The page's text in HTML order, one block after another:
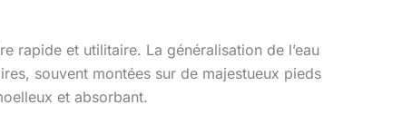
rapide et utilitaire. La généralisation de l’eau
souvent montées sur de majestueux pieds
et absorbant.